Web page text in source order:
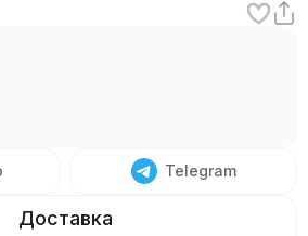
Telegram